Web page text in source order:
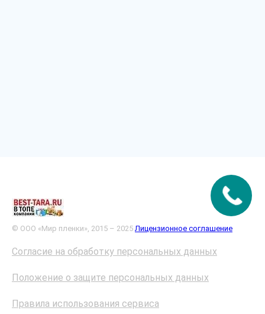
© ООО «Мир пленки», 2015 – 2025 Лицензионное соглашение
Согласие на обработку персональных данных
Положение о защите персональных данных
Правила использования сервиса